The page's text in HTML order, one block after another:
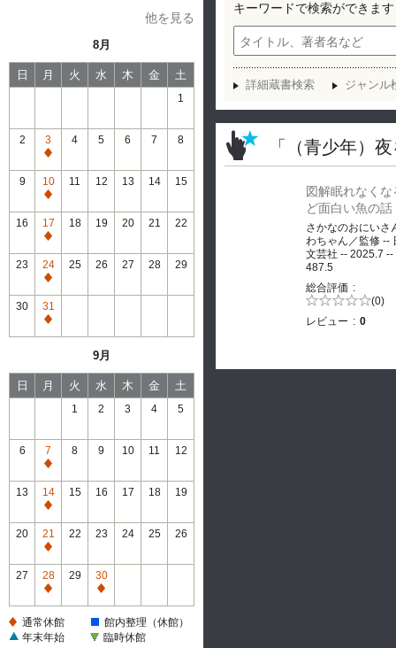
他を見る
8月
日 月 火 水 木 金 土
1
2
3
通
常
休
館
4 5 6 7 8
9
10
通
常
休
館
11 12 13 14 15
16
17
通
常
休
館
18 19 20 21 22
23
24
通
常
休
館
25 26 27 28 29
30
31
通
館
9月
日 月 火 水 木 金 土
1 2 3 4 5
6
7
通
常
休
館
8 9 10 11 12
13
14
通
常
休
館
15 16 17 18 19
20
21
通
常
休
館
22 23 24 25 26
27
28
通
休
29
30
通
休
通常休館
館内整理（休館）
年末年始
臨時休館
キーワードで検索ができます
詳細蔵書検索 ジャンル
「（青少年）
図解眠れなくな
ど面白い魚の話
さかなのおにいさ
わちゃん／監修 --
文芸社 -- 2025.7 --
487.5
総合評価
5段階評価の (0)
レビュー
0